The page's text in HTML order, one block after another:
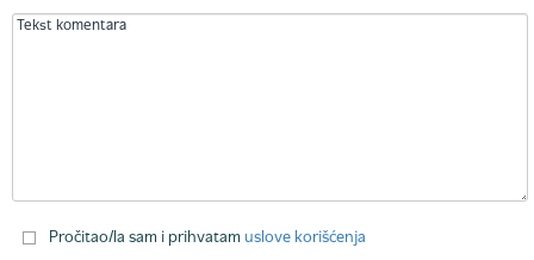
Pročitao/la sam i prihvatam uslove korišćenja